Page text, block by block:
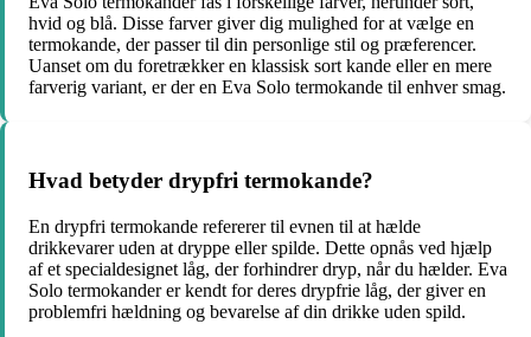
hvid og blå. Disse farver giver dig mulighed for at vælge en
termokande, der passer til din personlige stil og præferencer.
Uanset om du foretrækker en klassisk sort kande eller en mere
farverig variant, er der en Eva Solo termokande til enhver smag.
Hvad betyder drypfri termokande?
En drypfri termokande refererer til evnen til at hælde
drikkevarer uden at dryppe eller spilde. Dette opnås ved hjælp
af et specialdesignet låg, der forhindrer dryp, når du hælder. Eva
Solo termokander er kendt for deres drypfrie låg, der giver en
problemfri hældning og bevarelse af din drikke uden spild.